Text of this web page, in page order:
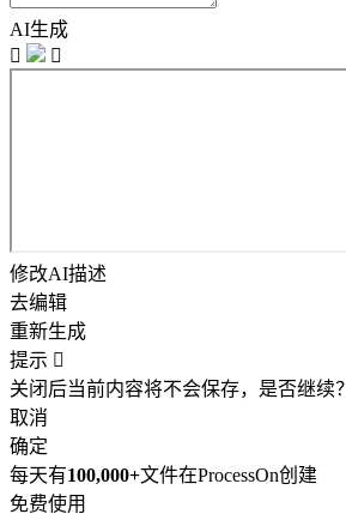
AI生成


修改AI描述
去编辑
重新生成
提示 
关闭后当前内容将不会保存，是否继续？
取消
确定
每天有100,000+文件在ProcessOn创建
免费使用